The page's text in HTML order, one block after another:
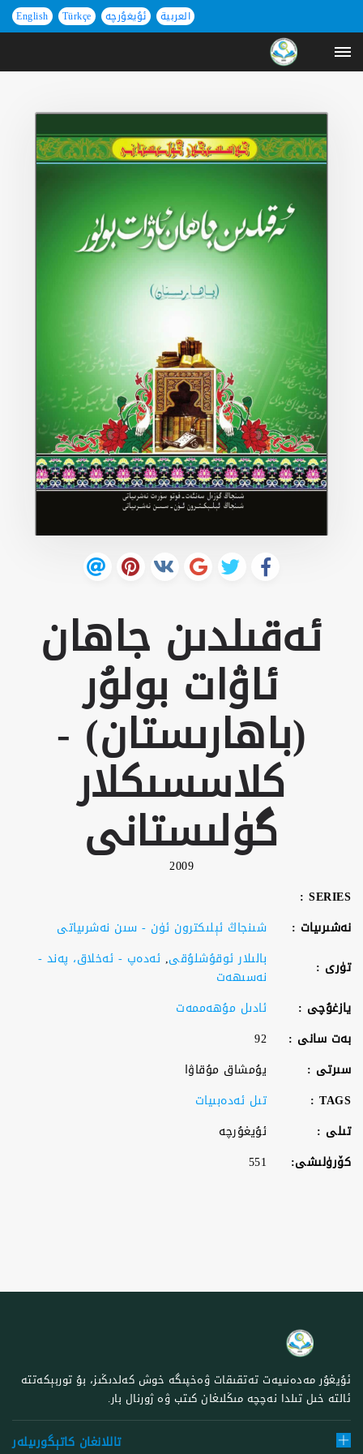
English Türkçe ئۇيغۇرچە العربية
ئەقىلدىن جاھان
ئاۋات بولۇر
(باھارىستان) -
كلاسسىكلار
گۈلىستانى
2009
SERIES :
نەشىرىيات :
شىنجاڭ ئېلىكترون ئۈن - سىن نەشرىياتى
تۈرى :
بالىلار ئوقۇشلۇقى, ئەدەپ - ئەخلاق، پەند -
نەسىھەت
يازغۇچى :
ئادىل مۇھەممەت
بەت سانى :
92
سىرتى :
يۇمشاق مۇقاۋا
TAGS :
تىل ئەدەبىيات
تىلى :
ئۇيغۇرچە
كۆرۈلىشى:
551
ئۇيغۇر مەدەنىيەت تەتقىقات ۋەخپىگە خوش كەلدىڭىز، بۇ توربېكەتتە
ئالتە خىل تىلدا نەچچە مىڭلىغان كىتب ۋە ژورنال بار.
تاللانغان كاتېگورىيلەر